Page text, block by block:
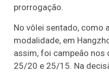
prorrogação.
No vôlei sentado, como
modalidade, em
assim, foi campeão nos
25/20 e 25/15. Na